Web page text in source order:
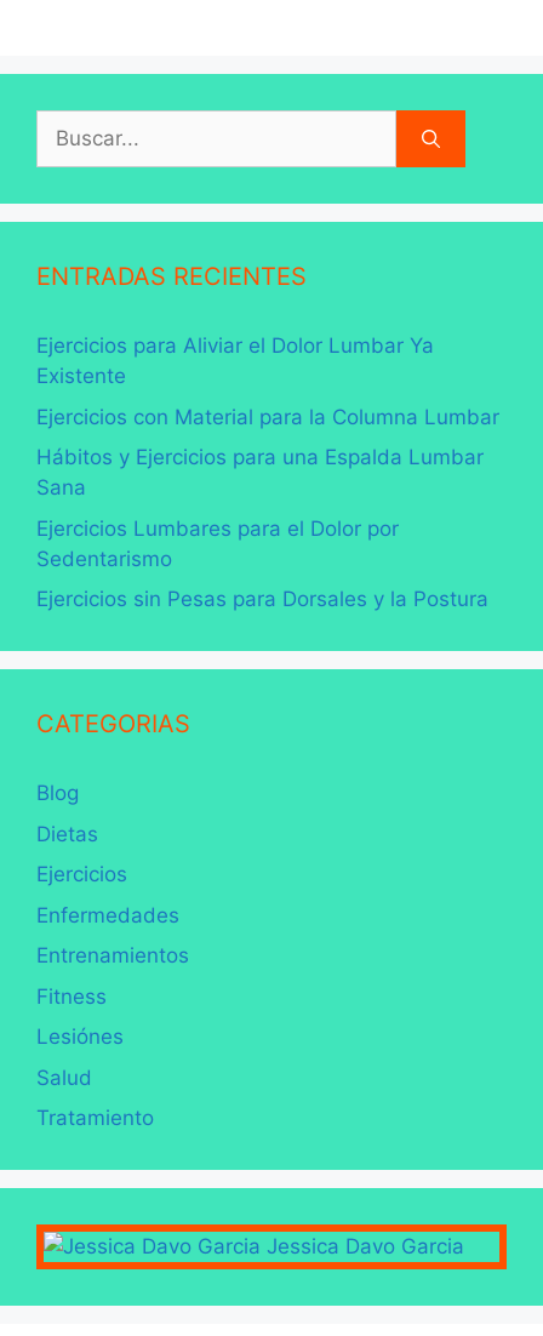
Buscar:
ENTRADAS RECIENTES
Ejercicios para Aliviar el Dolor Lumbar Ya
Existente
Ejercicios con Material para la Columna Lumbar
Hábitos y Ejercicios para una Espalda Lumbar
Sana
Ejercicios Lumbares para el Dolor por
Sedentarismo
Ejercicios sin Pesas para Dorsales y la Postura
CATEGORIAS
Blog
Dietas
Ejercicios
Enfermedades
Entrenamientos
Fitness
Lesiónes
Salud
Tratamiento